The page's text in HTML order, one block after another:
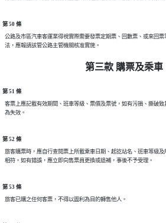
第 50 條
公路及市區汽車客運業得視實際需要發票定期票、回數票、或來回
第三款 購票及乘車
第 51 條
客票上應記載有效期間、班車等級、票價及票號，如有污損、撕破
第 52 條
旅客購票時，應自行查閱票上所載乘車日期、起訖站名、班車等級
第 53 條